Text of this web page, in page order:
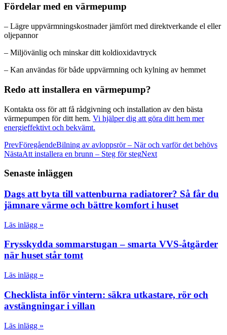
Fördelar med en värmepump
– Lägre uppvärmningskostnader jämfört med direktverkande el eller
oljepannor
– Miljövänlig och minskar ditt koldioxidavtryck
– Kan användas för både uppvärmning och kylning av hemmet
Redo att installera en värmepump?
Kontakta oss för att få rådgivning och installation av den bästa
värmepumpen för ditt hem. Vi hjälper dig att göra ditt hem mer
energieffektivt och bekvämt.
PrevFöregåendeBilning av avloppsrör – När och varför det behövs
NästaAtt installera en brunn – Steg för stegNext
Senaste inläggen
Dags att byta till vattenburna radiatorer? Så får du
jämnare värme och bättre komfort i huset
Läs inlägg »
Frysskydda sommarstugan – smarta VVS-åtgärder
när huset står tomt
Läs inlägg »
Checklista inför vintern: säkra utkastare, rör och
avstängningar i villan
Läs inlägg »